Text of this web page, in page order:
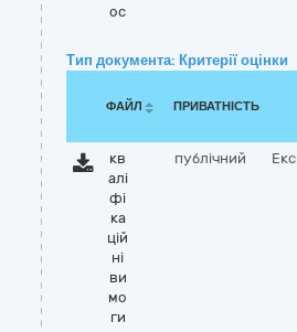
oc
Тип документа: Критерії оцінки
ФАЙЛ ПРИВАТНІСТЬ
кв
алі
фі
ка
цій
ні
ви
мо
ги
публічний